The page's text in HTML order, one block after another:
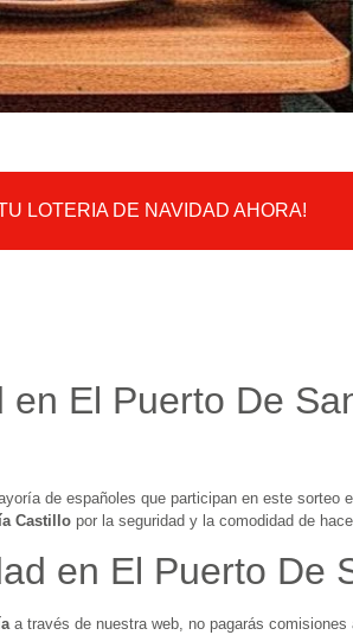
LOTERIA DE NAVIDAD AHORA!
en El Puerto De
de españoles que participan en este sorteo
Castillo por la seguridad y la comodidad de
en El Puerto De
a través de nuestra web, no pagarás